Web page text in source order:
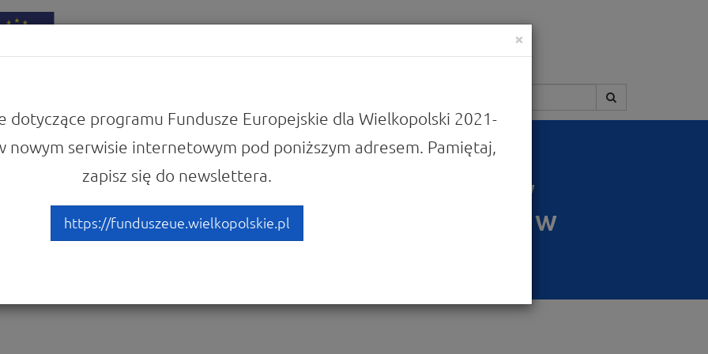
Europejskie na edukację przedszkolną w
Regionalnym - spotkanie informacyjne w
×
dotyczące programu Fundusze Europejskie dla Wielkopolski 2021-
nowym serwisie internetowym pod poniższym adresem. Pamiętaj,
zapisz się do newslettera.
https://funduszeue.wielkopolskie.pl